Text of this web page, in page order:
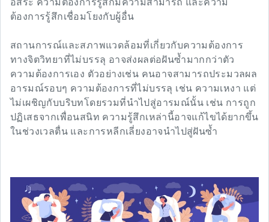
ต้องการรู้สึกเชื่อมโยงกับผู้อื่น
สถานการณ์และสภาพแวดล้อมที่เกี่ยวกับความต้องการ
ทางจิตวิทยาที่ไม่บรรลุ อาจส่งผลต่อฝันซ้ำมากกว่าตัว
ความต้องการเอง ตัวอย่างเช่น คนอาจสามารถประมวลผล
อารมณ์รอบๆ ความต้องการที่ไม่บรรลุ เช่น ความเหงา แต่
ไม่เผชิญกับบริบทโดยรวมที่นำไปสู่อารมณ์นั้น เช่น การถูก
ปฏิเสธจากเพื่อนสนิท ความรู้สึกเหล่านี้อาจแก้ไขได้ยากขึ้น
ในช่วงเวลตื่น และการหลีกเลี่ยงอาจนำไปสู่ฝันซ้ำ